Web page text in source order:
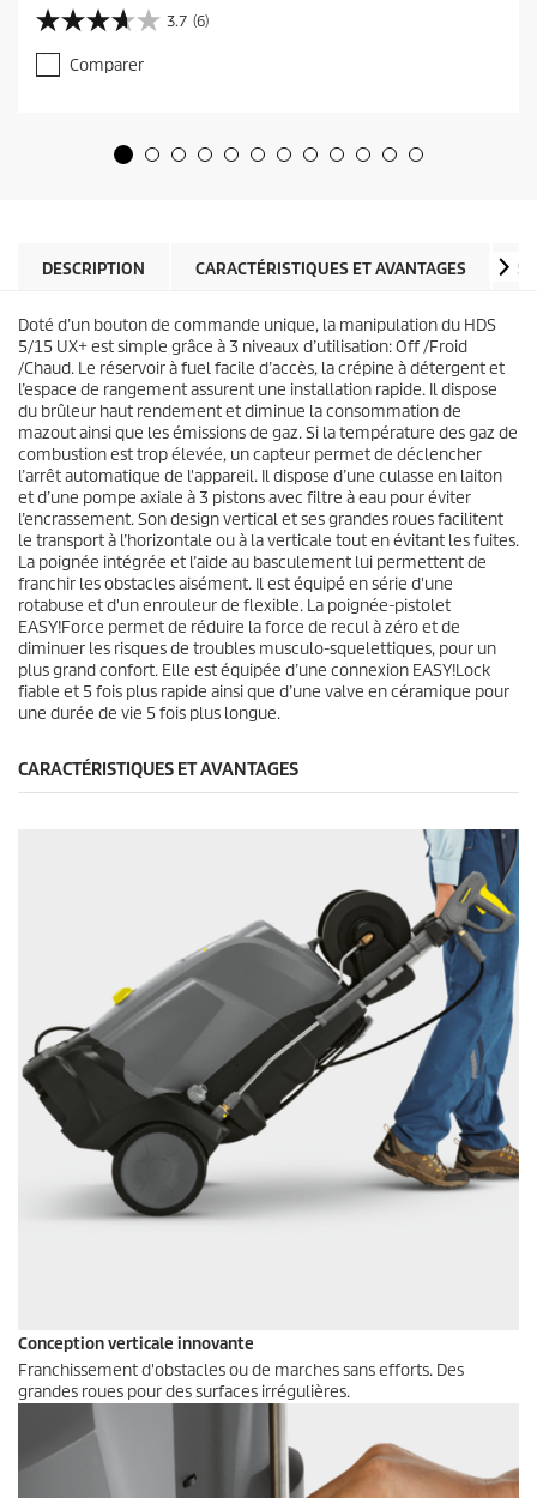
r
r
e
n
p
c
e
3.7 (6)
3
.
7
.
6
a
v
i
s
Comparer
DESCRIPTION CARACTÉRISTIQUES ET AVANTAGES
Doté d’un bouton de commande unique, la manipulation du HDS
5/15 UX+ est simple grâce à 3 niveaux d’utilisation: Off /Froid
/Chaud. Le réservoir à fuel facile d’accès, la crépine à détergent et
l’espace de rangement assurent une installation rapide. Il dispose
du brûleur haut rendement et diminue la consommation de
mazout ainsi que les émissions de gaz. Si la température des gaz de
combustion est trop élevée, un capteur permet de déclencher
l’arrêt automatique de l'appareil. Il dispose d’une culasse en laiton
et d’une pompe axiale à 3 pistons avec filtre à eau pour éviter
l’encrassement. Son design vertical et ses grandes roues facilitent
le transport à l’horizontale ou à la verticale tout en évitant les fuites.
La poignée intégrée et l’aide au basculement lui permettent de
franchir les obstacles aisément. Il est équipé en série d'une
rotabuse et d'un enrouleur de flexible. La poignée-pistolet
EASY!Force permet de réduire la force de recul à zéro et de
diminuer les risques de troubles musculo-squelettiques, pour un
plus grand confort. Elle est équipée d’une connexion EASY!Lock
fiable et 5 fois plus rapide ainsi que d’une valve en céramique pour
une durée de vie 5 fois plus longue.
CARACTÉRISTIQUES ET AVANTAGES
Conception verticale innovante
Franchissement d'obstacles ou de marches sans efforts. Des
grandes roues pour des surfaces irrégulières.